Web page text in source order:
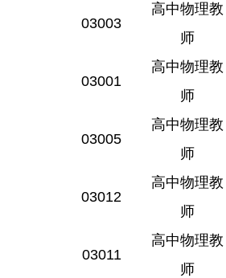
03003
高中物理教
师
03001
高中物理教
师
03005
高中物理教
师
03012
高中物理教
师
03011
高中物理教
师